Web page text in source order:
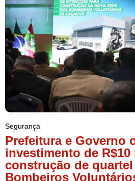
Segurança
Prefeitura e Governo
investimento de
construção de
Bombeiros